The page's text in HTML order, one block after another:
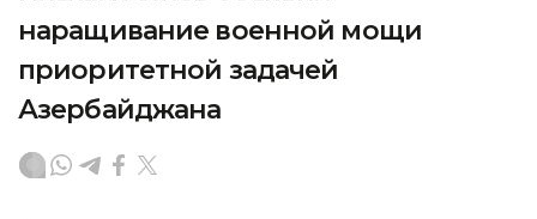
наращивание военной мощи
приоритетной задачей
Азербайджана